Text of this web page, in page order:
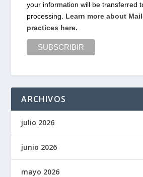
your information will be transferred
processing. Learn more about
practices here.
ARCHIVOS
julio 2026
junio 2026
mayo 2026